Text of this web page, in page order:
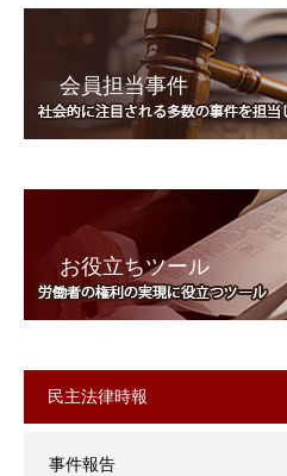
会員担当事件
お役立ちツール
民主法律時報
事件報告